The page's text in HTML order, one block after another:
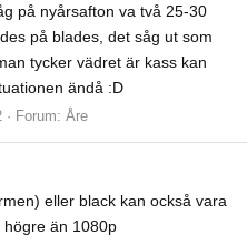
på nyårsafton va två 25-30
på blades, det såg ut som
tycker vädret är kass kan
ändå :D
Forum: Åre
eller black kan också vara
än 1080p